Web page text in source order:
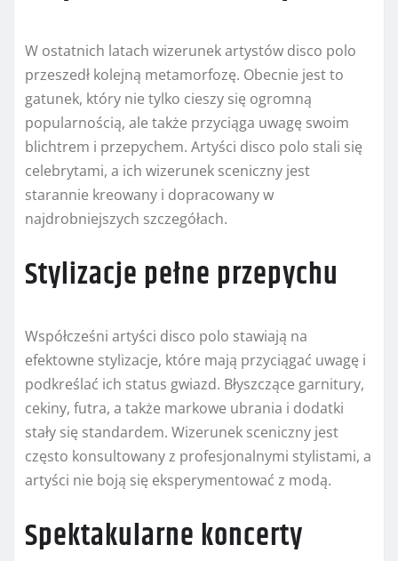
W ostatnich latach wizerunek artystów disco polo
przeszedł kolejną metamorfozę. Obecnie jest to
gatunek, który nie tylko cieszy się ogromną
popularnością, ale także przyciąga uwagę swoim
blichtrem i przepychem. Artyści disco polo stali się
celebrytami, a ich wizerunek sceniczny jest
starannie kreowany i dopracowany w
najdrobniejszych szczegółach.
Stylizacje pełne przepychu
Współcześni artyści disco polo stawiają na
efektowne stylizacje, które mają przyciągać uwagę i
podkreślać ich status gwiazd. Błyszczące garnitury,
cekiny, futra, a także markowe ubrania i dodatki
stały się standardem. Wizerunek sceniczny jest
często konsultowany z profesjonalnymi stylistami, a
artyści nie boją się eksperymentować z modą.
Spektakularne koncerty